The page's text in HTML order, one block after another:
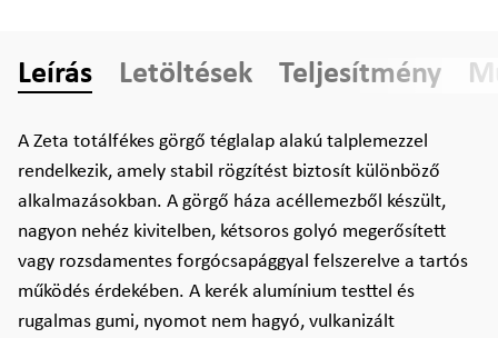
Leírás Letöltések Teljesítmény
A Zeta totálfékes görgő téglalap alakú talplemezzel
rendelkezik, amely stabil rögzítést biztosít különböző
alkalmazásokban. A görgő háza acéllemezből készült,
nagyon nehéz kivitelben, kétsoros golyó megerősített
vagy rozsdamentes forgócsapággyal felszerelve a tartós
működés érdekében. A kerék alumínium testtel és
rugalmas gumi, nyomot nem hagyó, vulkanizált